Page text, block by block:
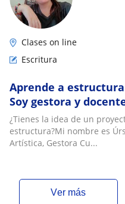
Clases on line
Escritura
Aprende a
Soy gestora y
experiencia
¿Tienes la idea de un
estructura?Mi nombre es
Artística, Gestora Cu...
ver más